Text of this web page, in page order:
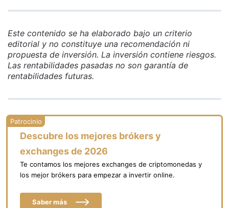
Este contenido se ha elaborado bajo un criterio
editorial y no constituye una recomendación ni
propuesta de inversión. La inversión contiene riesgos.
Las rentabilidades pasadas no son garantía de
rentabilidades futuras.
Descubre los mejores brókers y
exchanges de 2026
Te contamos los mejores exchanges de criptomonedas y
los mejor brókers para empezar a invertir online.
Saber más